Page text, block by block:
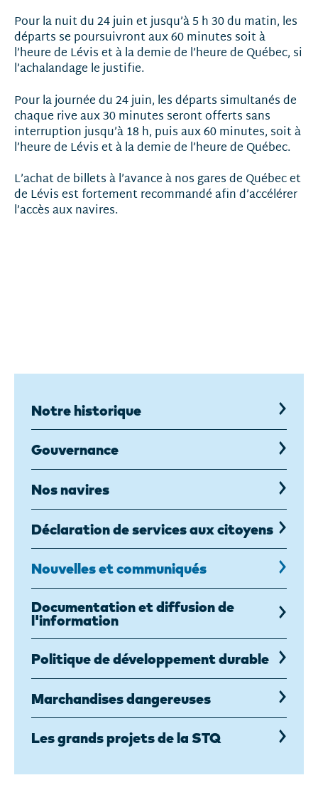
Pour la nuit du 24 juin et jusqu’à 5 h 30 du matin, les
départs se poursuivront aux 60 minutes soit à
l’heure de Lévis et à la demie de l’heure de Québec, si
l’achalandage le justifie.
Pour la journée du 24 juin, les départs simultanés de
chaque rive aux 30 minutes seront offerts sans
interruption jusqu’à 18 h, puis aux 60 minutes, soit à
l’heure de Lévis et à la demie de l’heure de Québec.
L’achat de billets à l’avance à nos gares de Québec et
de Lévis est fortement recommandé afin d’accélérer
l’accès aux navires.
Notre historique
Gouvernance
Nos navires
Déclaration de services aux citoyens
Nouvelles et communiqués
Documentation et diffusion de
l'information
Politique de développement durable
Marchandises dangereuses
Les grands projets de la STQ